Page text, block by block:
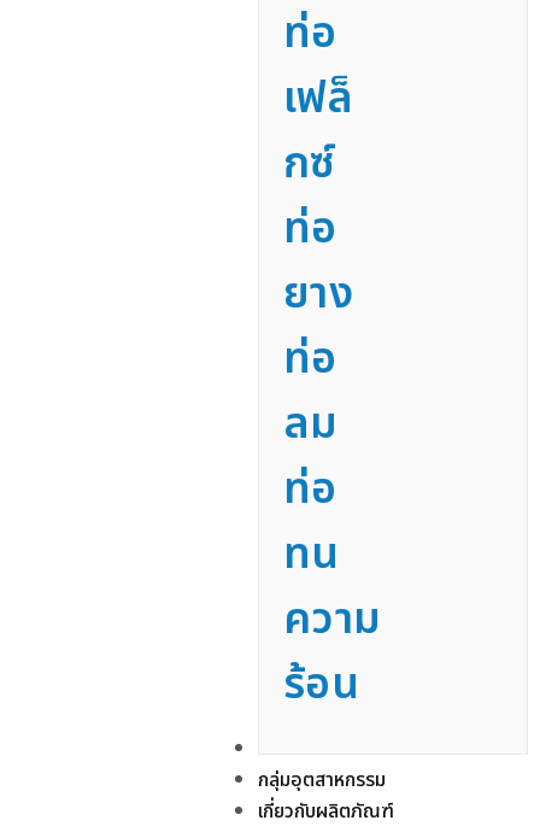
ท่อ
เฟล็
กซ์
ท่อ
ยาง
ท่อ
ลม
ท่อ
ทน
ความ
ร้อน
กลุ่มอุตสาหกรรม
เกี่ยวกับผลิตภัณฑ์